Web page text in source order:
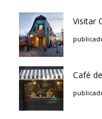
Visitar
Café